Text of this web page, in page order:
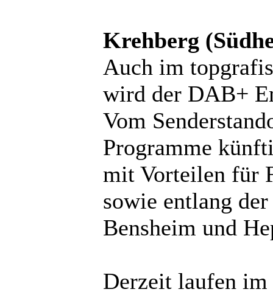
Krehberg
Auch im
wird der DAB+
Vom
Programme
mit Vorteilen für
sowie entlang
Bensheim und
Derzeit laufen im